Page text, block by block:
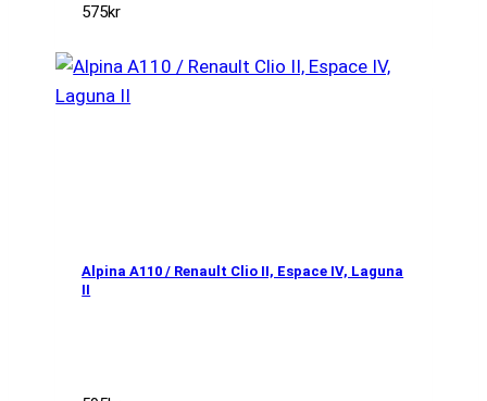
575kr
Alpina A110 / Renault Clio II, Espace IV, Laguna
II